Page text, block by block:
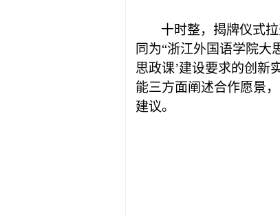
十时整，揭牌仪式
同为“浙江外国语学院大
思政课’建设要求的创新
能三方面阐述合作愿景
建议。